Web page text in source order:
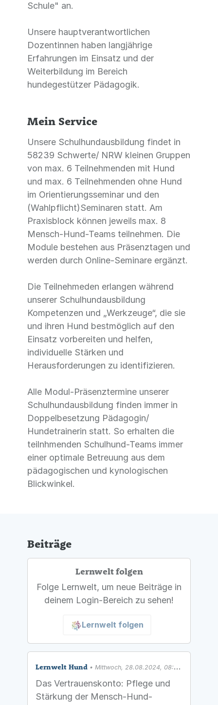
Schule" an.
Unsere hauptverantwortlichen
Dozentinnen haben langjährige
Erfahrungen im Einsatz und der
Weiterbildung im Bereich
hundegestützer Pädagogik.
Mein Service
Unsere Schulhundausbildung findet in
58239 Schwerte/ NRW kleinen Gruppen
von max. 6 Teilnehmenden mit Hund
und max. 6 Teilnehmenden ohne Hund
im Orientierungsseminar und den
(Wahlpflicht)Seminaren statt. Am
Praxisblock können jeweils max. 8
Mensch-Hund-Teams teilnehmen. Die
Module bestehen aus Präsenztagen und
werden durch Online-Seminare ergänzt.
Die Teilnehmeden erlangen während
unserer Schulhundausbildung
Kompetenzen und „Werkzeuge“, die sie
und ihren Hund bestmöglich auf den
Einsatz vorbereiten und helfen,
individuelle Stärken und
Herausforderungen zu identifizieren.
Alle Modul-Präsenztermine unserer
Schulhundausbildung finden immer in
Doppelbesetzung Pädagogin/
Hundetrainerin statt. So erhalten die
teilnhmenden Schulhund-Teams immer
einer optimale Betreuung aus dem
pädagogischen und kynologischen
Blickwinkel.
Beiträge
Lernwelt Hund • Mittwoch, 28.08.2024, 08:53 Uhr
Das Vertrauenskonto: Pflege und
Stärkung der Mensch-Hund-
Lernwelt folgen
Folge Lernwelt, um neue Beiträge in
deinem Login-Bereich zu sehen!
Lernwelt folgen